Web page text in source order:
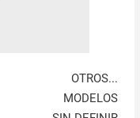
OTROS...
MODELOS